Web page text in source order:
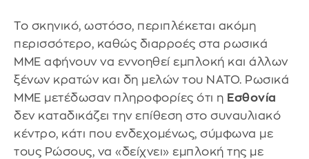
Το σκηνικό, ωστόσο, περιπλέκεται ακόμη
περισσότερο, καθώς διαρροές στα ρωσικά
ΜΜΕ αφήνουν να εννοηθεί εμπλοκή και άλλων
ξένων κρατών και δη μελών του ΝΑΤΟ. Ρωσικά
ΜΜΕ μετέδωσαν πληροφορίες ότι η Εσθονία
δεν καταδικάζει την επίθεση στο συναυλιακό
κέντρο, κάτι που ενδεχομένως, σύμφωνα με
τους Ρώσους, να «δείχνει» εμπλοκή της με